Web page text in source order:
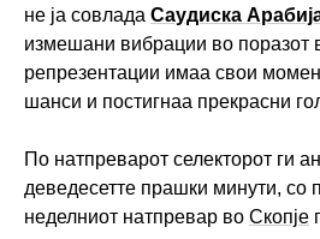
не ја совлада Саудиска
измешани вибрации во поразот
репрезентации имаа свои
шанси и постигнаа прекрасни
По натпреварот селекторот ги
деведесетте прашки минути, со
неделниот натпревар во Скопје